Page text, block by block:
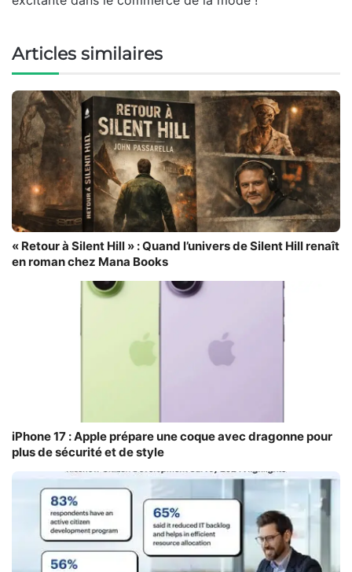
Articles similaires
« Retour à Silent Hill » : Quand l’univers de Silent Hill renaît
en roman chez Mana Books
iPhone 17 : Apple prépare une coque avec dragonne pour
plus de sécurité et de style